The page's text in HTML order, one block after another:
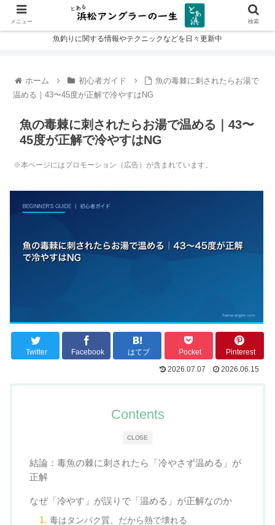
魚釣りに関する情報やテクニックなどを日々更新中
ホーム 初心者ガイド
魚の毒棘に刺されたらお湯で
温める｜43〜45度が正解で冷やすはNG
魚の毒棘に刺されたらお湯で温める｜43〜
45度が正解で冷やすはNG
※本ページにはプロモーション（広告）が含まれています。
Twitter Facebook はてブ Pocket
Pinterest
2026.07.07
2026.06.15
CLOSE
Contents
結論：毒魚の棘に刺されたら「冷やさず温める」が
正解
なぜ「冷やす」が誤りで「温める」が正解なのか
毒はタンパク質、だから熱で壊れる
メニュー 検索